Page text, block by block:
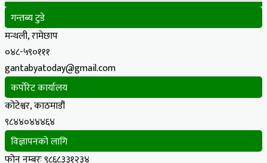
गन्तब्य टुडे
मन्थली, रामेछाप
०४८-५९०१११
gantabyatoday@gmail.com
कर्पोरेट कार्यालय
कोटेश्वर, काठमाडौं
९८४४०४४४६४
विज्ञापनको लागि
फोन नम्बरः ९८६८३३१२३४